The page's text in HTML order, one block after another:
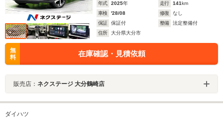
年式 2025年 走行 141km
車検
'28/08 修復
なし
保証
保証付 整備
法定整備付
住所
大分県大分市
無
料
在庫確認・見積依頼
販売店： ネクステージ 大分鶴崎店
ダイハツ